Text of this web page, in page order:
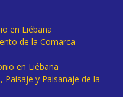
en Liébana
de la Comarca
en Liébana
Paisaje y Paisanaje de la